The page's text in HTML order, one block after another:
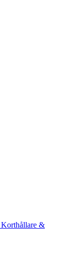
Korthållare &